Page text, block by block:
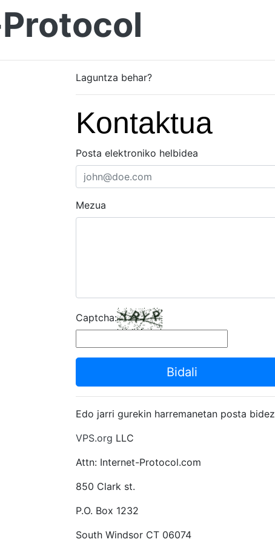
Laguntza behar?
Kontaktua
Posta elektroniko helbidea
Mezua
Captcha:
Bidali
Edo jarri gurekin harremanetan posta bidez
VPS.org LLC
Attn: Internet-Protocol.com
850 Clark st.
P.O. Box 1232
South Windsor CT 06074